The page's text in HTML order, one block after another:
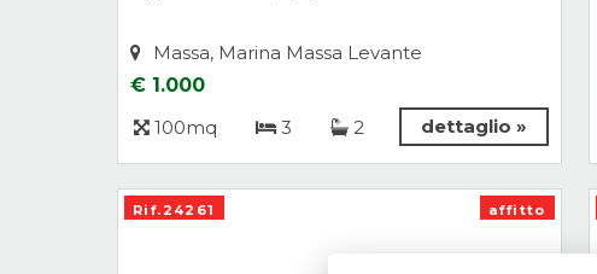
Massa, Marina Massa Levante
€ 1.000
100mq
3 2 dettaglio »
Rif.24261 affitto